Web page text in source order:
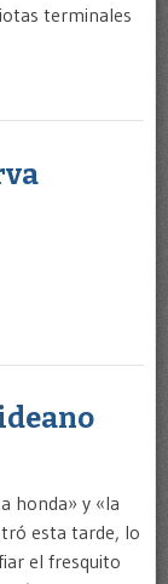
terminales
honda» y «la
esta tarde, lo
el fresquito